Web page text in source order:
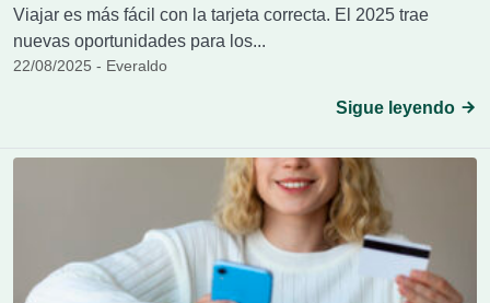
Viajar es más fácil con la tarjeta correcta. El 2025 trae
nuevas oportunidades para los...
22/08/2025 - Everaldo
Sigue leyendo